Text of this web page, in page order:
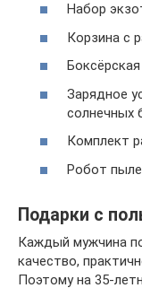
Набор
Корзина с
Боксёрская
Зарядное
солнечных
Комплект
Робот
Подарки с
Каждый мужчина
качество,
Поэтому на 35-